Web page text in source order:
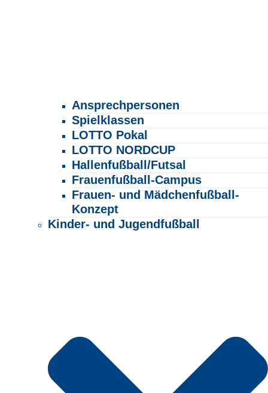
Ansprechpersonen
Spielklassen
LOTTO Pokal
LOTTO NORDCUP
Hallenfußball/Futsal
Frauenfußball-Campus
Frauen- und Mädchenfußball-
Konzept
Kinder- und Jugendfußball